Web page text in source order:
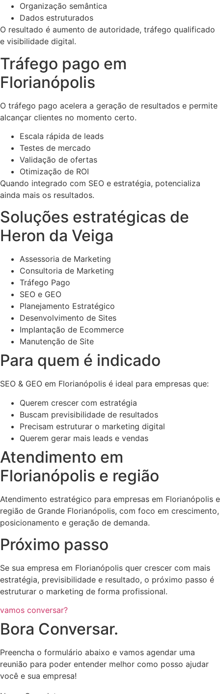
Organização semântica
Dados estruturados
O resultado é aumento de autoridade, tráfego qualificado
e visibilidade digital.
Tráfego pago em
Florianópolis
O tráfego pago acelera a geração de resultados e permite
alcançar clientes no momento certo.
Escala rápida de leads
Testes de mercado
Validação de ofertas
Otimização de ROI
Quando integrado com SEO e estratégia, potencializa
ainda mais os resultados.
Soluções estratégicas de
Heron da Veiga
Assessoria de Marketing
Consultoria de Marketing
Tráfego Pago
SEO e GEO
Planejamento Estratégico
Desenvolvimento de Sites
Implantação de Ecommerce
Manutenção de Site
Para quem é indicado
SEO & GEO em Florianópolis é ideal para empresas que:
Querem crescer com estratégia
Buscam previsibilidade de resultados
Precisam estruturar o marketing digital
Querem gerar mais leads e vendas
Atendimento em
Florianópolis e região
Atendimento estratégico para empresas em Florianópolis e
região de Grande Florianópolis, com foco em crescimento,
posicionamento e geração de demanda.
Próximo passo
Se sua empresa em Florianópolis quer crescer com mais
estratégia, previsibilidade e resultado, o próximo passo é
estruturar o marketing de forma profissional.
vamos conversar?
Bora Conversar.
Preencha o formulário abaixo e vamos agendar uma
reunião para poder entender melhor como posso ajudar
você e sua empresa!